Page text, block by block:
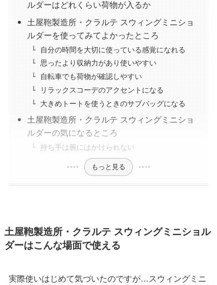
ルダーはどれくらい荷物が入るか
土屋鞄製造所・クラルテ スウィングミニショ
ルダーを使ってみてよかったところ
自分の時間を大切に使っている感覚になれる
思ったより収納力があり使いやすい
自転車でも荷物が確認しやすい
リラックスコーデのアクセントになる
大きめトートを使うときのサブバッグになる
土屋鞄製造所・クラルテ スウィングミニショ
ルダーの気になるところ
持ち手は腕にはかけられない
もっと見る
土屋鞄製造所・クラルテ スウィングミニショル
ダーはこんな場面で使える
実際使いはじめて気づいたのですが…スウィングミニ